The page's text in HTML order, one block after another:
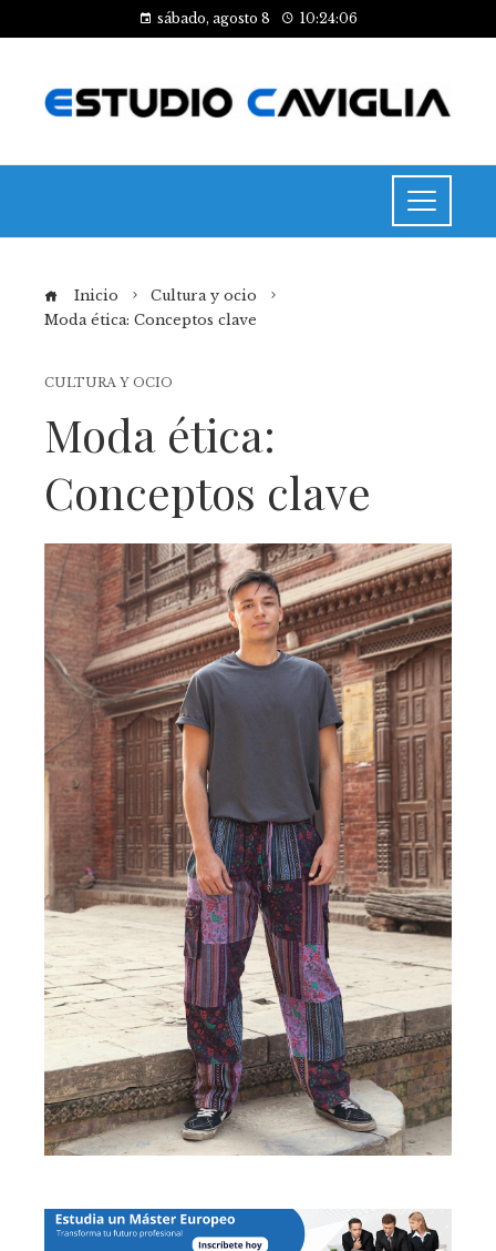
sábado, agosto 8 10:24:06
Inicio
Cultura y ocio
Moda ética: Conceptos clave
CULTURA Y OCIO
Moda ética:
Conceptos clave